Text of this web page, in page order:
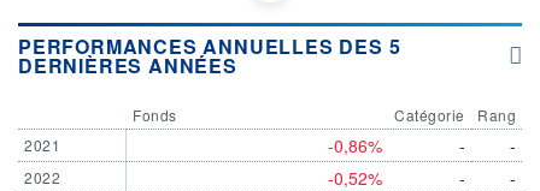
Consulter le prospectus / DIC
126
127
PERFORMANCES ANNUELLES DES 5
DERNIÈRES ANNÉES
2021
2022
Fonds
-0,86%
-0,52%
Catégorie
-
-
Rang
-
-